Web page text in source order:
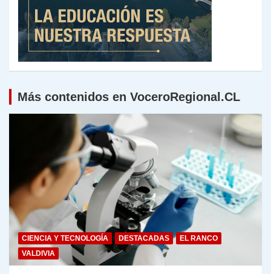
Más contenidos en VoceroRegional.CL
CIENCIA Y TECNOLOGÍA DESTACADAS
EL RANCO
VALDIVIA